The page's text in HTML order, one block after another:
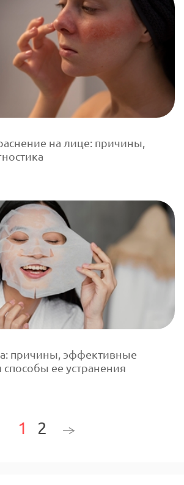
на лице: причины,
причины, эффективные
ее устранения
1 2